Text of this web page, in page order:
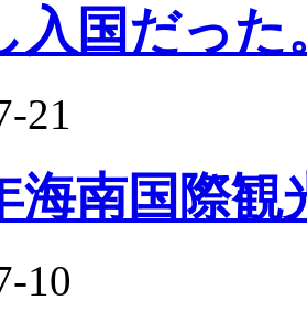
入国だった
21
海南国際
10